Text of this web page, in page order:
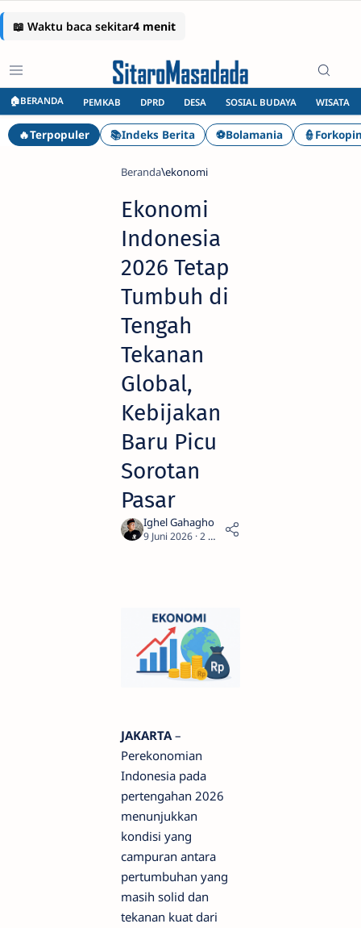
🏠BERANDA PEMKAB DPRD DESA SOSIAL BUDAYA WISATA
🔥Terpopuler 📚Indeks Berita ⚽Bolamania
Beranda ekonomi
Ekonomi
Indonesia
2026 Tetap
Tumbuh di
Tengah
Tekanan
Global,
Kebijakan
Baru Picu
Sorotan
Pasar
2
JAKARTA –
Perekonomian
Indonesia pada
pertengahan 2026
menunjukkan
kondisi yang
campuran antara
pertumbuhan yang
masih solid dan
tekanan kuat dari